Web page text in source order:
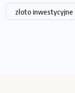
złoto inwestycyjne